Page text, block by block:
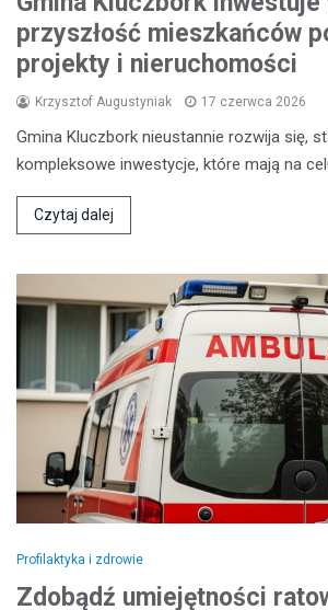
przyszłość mieszkańców
projekty i nieruchomości
Krzysztof Augustyniak 17 czerwca 2026
Gmina Kluczbork nieustannie rozwija się,
kompleksowe inwestycje, które mają na
Czytaj dalej
Profilaktyka i zdrowie
Zdobądź umiejętności